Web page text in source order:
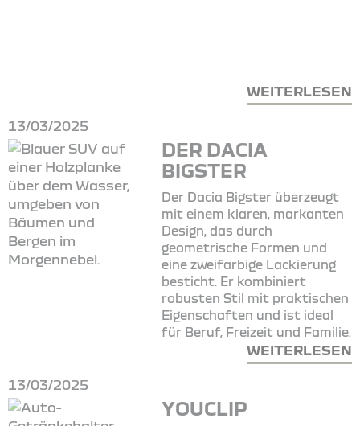
WEITERLESEN
13/03/2025
DER DACIA
BIGSTER
Der Dacia Bigster überzeugt
mit einem klaren, markanten
Design, das durch
geometrische Formen und
eine zweifarbige Lackierung
besticht. Er kombiniert
robusten Stil mit praktischen
Eigenschaften und ist ideal
für Beruf, Freizeit und Familie.
WEITERLESEN
13/03/2025
YOUCLIP